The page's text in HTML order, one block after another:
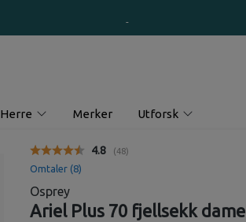
Herre Merker Utforsk
Gjennomsnittskarakter:
4.8 (stemmer:
48)
Omtaler (8)
Osprey
Ariel Plus 70 fjellsekk dame